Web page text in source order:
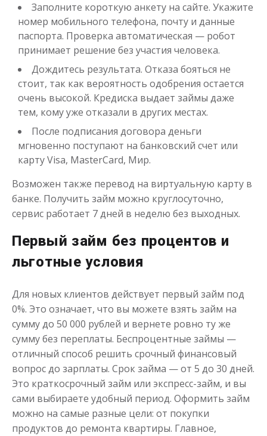
Получить
Переведём в долг
Срок от 1до 21 дня
Получить
Деньги до зарплаты
до50 000₽
Срок от 1до 21 дня
Получить
Заполните короткую анкету на сайте. Укажите
номер мобильного телефона, почту и данные
паспорта. Проверка автоматическая — робот
принимает решение без участия человека.
Дождитесь результата. Отказа бояться не
стоит, так как вероятность одобрения остается
очень высокой. Кредиска выдает займы даже
тем, кому уже отказали в других местах.
После подписания договора деньги
мгновенно поступают на банковский счет или
карту Visa, MasterCard, Мир.
Возможен также перевод на виртуальную карту в
банке. Получить займ можно круглосуточно,
сервис работает 7 дней в неделю без выходных.
Первый займ без процентов и
льготные условия
Для новых клиентов действует первый займ под
0%. Это означает, что вы можете взять займ на
сумму до 50 000 рублей и вернете ровно ту же
сумму без переплаты. Беспроцентные займы —
отличный способ решить срочный финансовый
вопрос до зарплаты. Срок займа — от 5 до 30 дней.
Это краткосрочный займ или экспресс-займ, и вы
сами выбираете удобный период. Оформить займ
можно на самые разные цели: от покупки
продуктов до ремонта квартиры. Главное,